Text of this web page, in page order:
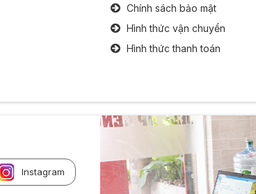
Chính sách bảo mật
Hình thức vận chuyển
Hình thức thanh toán
Instagram